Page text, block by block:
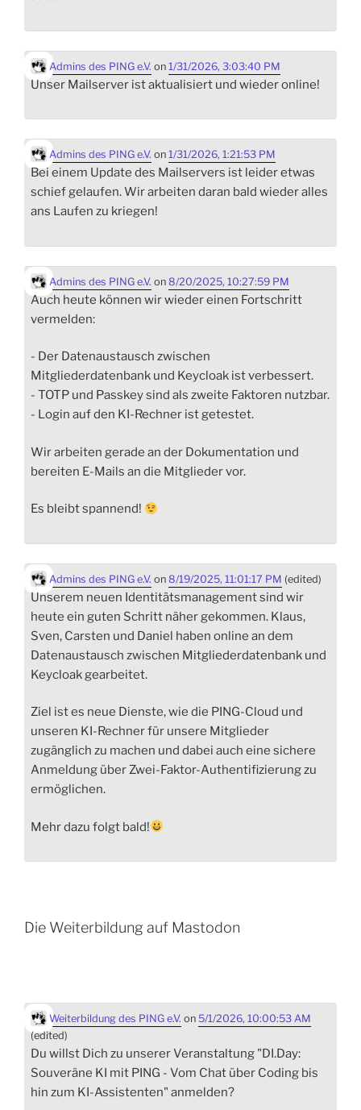
Admins des PING e.V. on 1/31/2026, 3:03:40 PM
Unser Mailserver ist aktualisiert und wieder online!
Admins des PING e.V. on 1/31/2026, 1:21:53 PM
Bei einem Update des Mailservers ist leider etwas
schief gelaufen. Wir arbeiten daran bald wieder alles
ans Laufen zu kriegen!
Admins des PING e.V. on 8/20/2025, 10:27:59 PM
Auch heute können wir wieder einen Fortschritt
vermelden:
- Der Datenaustausch zwischen
Mitgliederdatenbank und Keycloak ist verbessert.
- TOTP und Passkey sind als zweite Faktoren nutzbar.
- Login auf den KI-Rechner ist getestet.
Wir arbeiten gerade an der Dokumentation und
bereiten E-Mails an die Mitglieder vor.
Es bleibt spannend!
Admins des PING e.V. on 8/19/2025, 11:01:17 PM (edited)
Unserem neuen Identitätsmanagement sind wir
heute ein guten Schritt näher gekommen. Klaus,
Sven, Carsten und Daniel haben online an dem
Datenaustausch zwischen Mitgliederdatenbank und
Keycloak gearbeitet.
Ziel ist es neue Dienste, wie die PING-Cloud und
unseren KI-Rechner für unsere Mitglieder
zugänglich zu machen und dabei auch eine sichere
Anmeldung über Zwei-Faktor-Authentifizierung zu
ermöglichen.
Mehr dazu folgt bald!
Die Weiterbildung auf Mastodon
Weiterbildung des PING e.V. on 5/1/2026, 10:00:53 AM
(edited)
Du willst Dich zu unserer Veranstaltung "DI.Day:
Souveräne KI mit PING - Vom Chat über Coding bis
hin zum KI-Assistenten" anmelden?